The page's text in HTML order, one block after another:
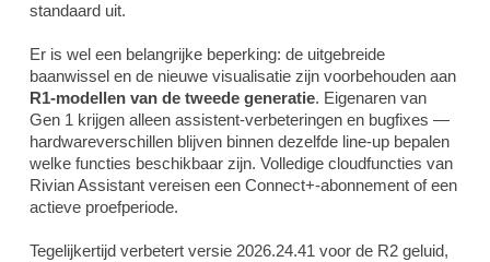
standaard uit.
Er is wel een belangrijke beperking: de uitgebreide
baanwissel en de nieuwe visualisatie zijn voorbehouden aan
R1-modellen van de tweede generatie. Eigenaren van
Gen 1 krijgen alleen assistent-verbeteringen en bugfixes —
hardwareverschillen blijven binnen dezelfde line-up bepalen
welke functies beschikbaar zijn. Volledige cloudfuncties van
Rivian Assistant vereisen een Connect+-abonnement of een
actieve proefperiode.
Tegelijkertijd verbetert versie 2026.24.41 voor de R2 geluid,